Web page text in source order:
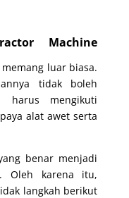
Machine
luar biasa.
tidak boleh
harus mengikuti
alat awet serta
benar menjadi
Oleh karena itu,
langkah berikut